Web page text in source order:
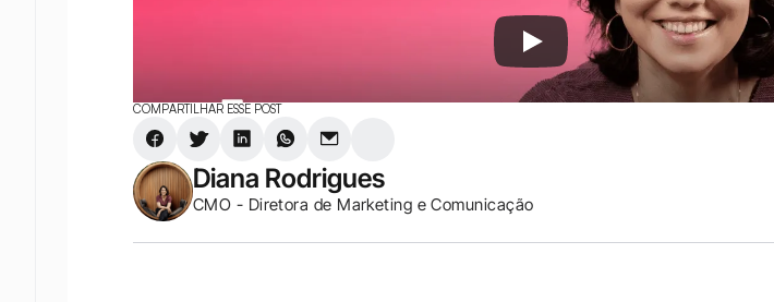
COMPARTILHAR ESSE POST
Diana Rodrigues
CMO - Diretora de Marketing e Comunicação